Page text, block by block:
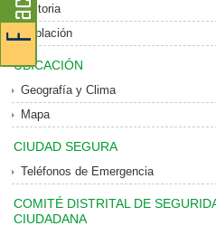
Historia
Población
UBICACIÓN
Geografía y Clima
Mapa
CIUDAD SEGURA
Teléfonos de Emergencia
COMITÉ DISTRITAL DE
CIUDADANA